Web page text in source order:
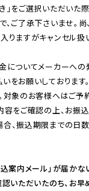
」をご選択いただいた
、ご了承下さいませ。
りますがキャンセル扱
ついてメーカーへの
をお願いしておりま
対象のお客様へはご予
容をご確認の上、お振
、振込期限までの日数
込案内メール」が届か
いただいたのち、お